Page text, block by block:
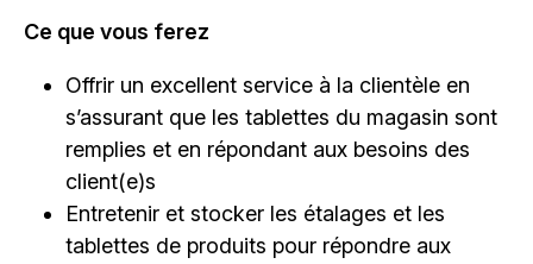
Ce que vous ferez
Offrir un excellent service à la clientèle en
s’assurant que les tablettes du magasin sont
remplies et en répondant aux besoins des
client(e)s
Entretenir et stocker les étalages et les
tablettes de produits pour répondre aux